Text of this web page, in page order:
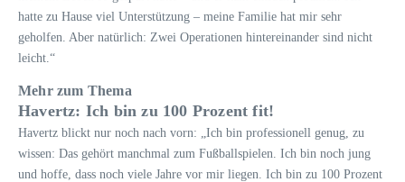
hatte zu Hause viel Unterstützung – meine Familie hat mir sehr
geholfen. Aber natürlich: Zwei Operationen hintereinander sind nicht
leicht.“
Mehr zum Thema
Havertz: Ich bin zu 100 Prozent fit!
Havertz blickt nur noch nach vorn: „Ich bin professionell genug, zu
wissen: Das gehört manchmal zum Fußballspielen. Ich bin noch jung
und hoffe, dass noch viele Jahre vor mir liegen. Ich bin zu 100 Prozent